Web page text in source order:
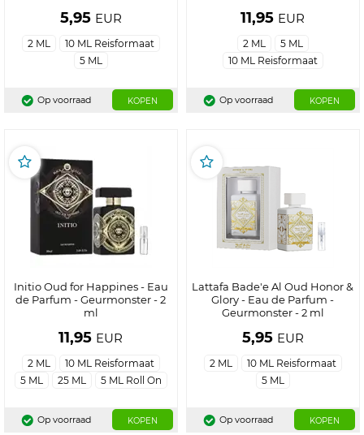
5,95 EUR
2 ML
10 ML Reisformaat
5 ML
Op voorraad KOPEN
11,95 EUR
2 ML
5 ML
10 ML Reisformaat
Op voorraad KOPEN
Initio Oud for Happines - Eau
de Parfum - Geurmonster - 2
ml
11,95 EUR
2 ML
10 ML Reisformaat
5 ML
25 ML 5 ML Roll On
Op voorraad KOPEN
Lattafa Bade'e Al Oud Honor &
Glory - Eau de Parfum -
Geurmonster - 2 ml
5,95 EUR
2 ML
10 ML Reisformaat
5 ML
Op voorraad KOPEN